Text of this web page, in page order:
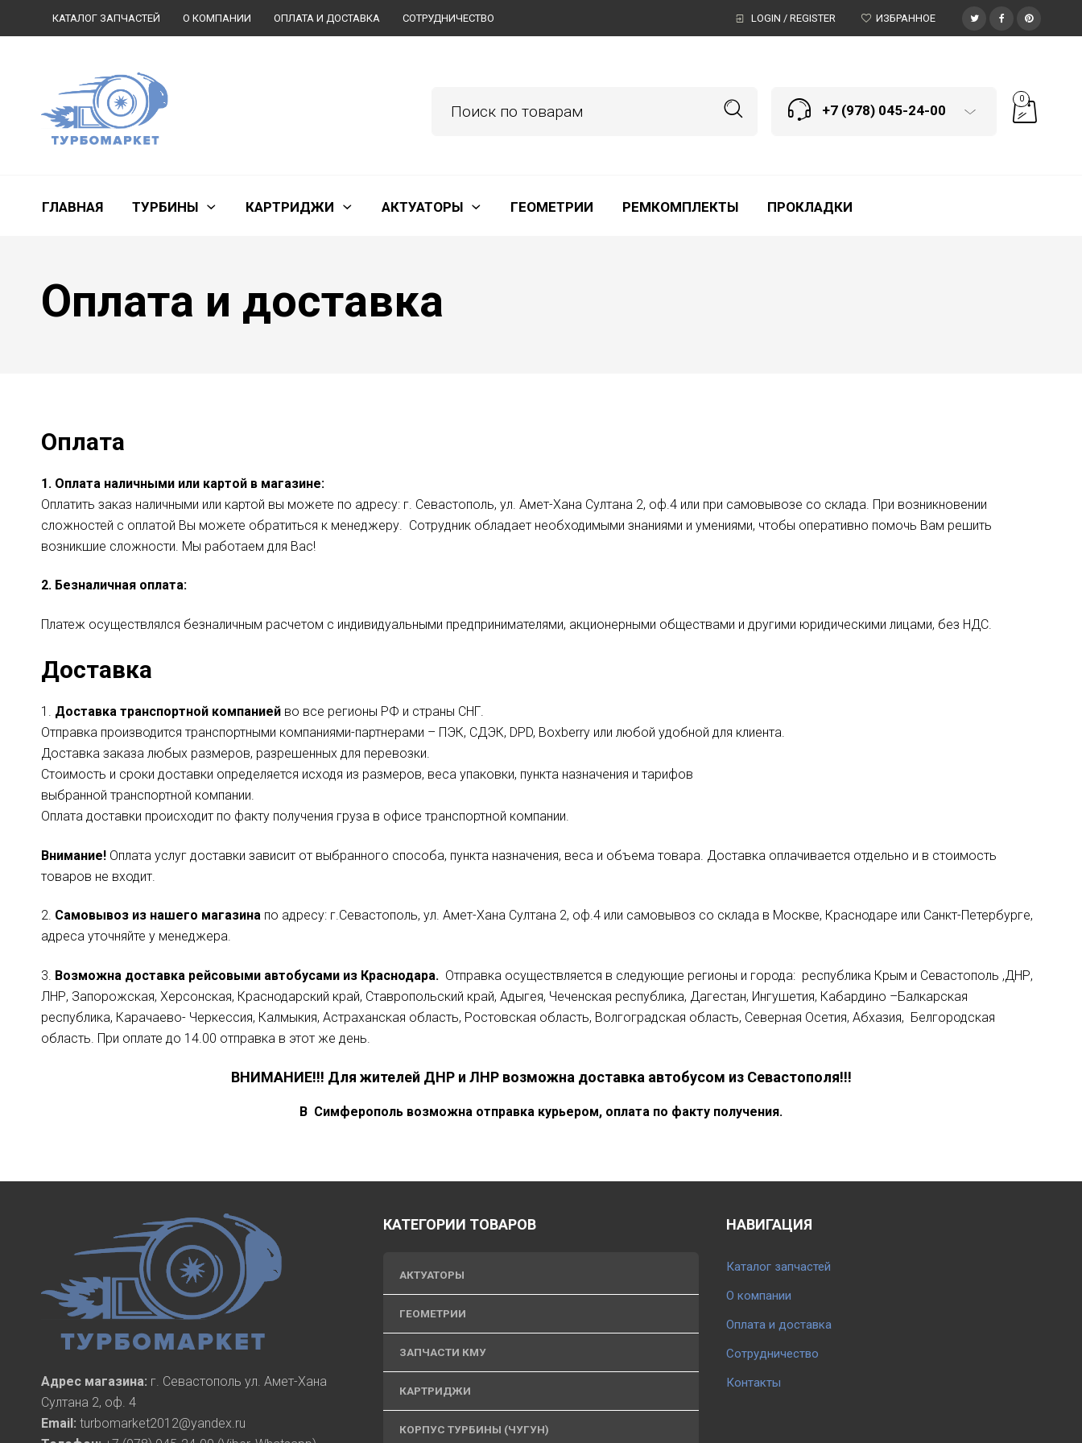
КАТАЛОГ ЗАПЧАСТЕЙ О КОМПАНИИ ОПЛАТА И ДОСТАВКА СОТРУДНИЧЕСТВО LOGIN / REGISTER ИЗБРАННОЕ
+7 (978) 045-24-00
0
ГЛАВНАЯ ТУРБИНЫ КАРТРИДЖИ АКТУАТОРЫ ГЕОМЕТРИИ РЕМКОМПЛЕКТЫ ПРОКЛАДКИ
Оплата и доставка
Оплата
1. Оплата наличными или картой в магазине:
Оплатить заказ наличными или картой вы можете по адресу: г. Севастополь, ул. Амет-Хана Султана 2, оф.4 или при самовывозе со склада. При возникновении
сложностей с оплатой Вы можете обратиться к менеджеру. Сотрудник обладает необходимыми знаниями и умениями, чтобы оперативно помочь Вам решить
возникшие сложности. Мы работаем для Вас!
2. Безналичная оплата:
Платеж осуществлялся безналичным расчетом с индивидуальными предпринимателями, акционерными обществами и другими юридическими лицами, без НДС.
Доставка
1. Доставка транспортной компаниейво все регионы РФ и страны СНГ.
Отправка производится транспортными компаниями-партнерами – ПЭК, СДЭК, DPD, Boxberry или любой удобной для клиента.
Доставка заказа любых размеров, разрешенных для перевозки.
Стоимость и сроки доставки определяется исходя из размеров, веса упаковки, пункта назначения и тарифов
выбранной транспортной компании.
Оплата доставки происходит по факту получения груза в офисе транспортной компании.
Внимание!Оплата услуг доставки зависит от выбранного способа, пункта назначения, веса и объема товара. Доставка оплачивается отдельно и в стоимость
товаров не входит.
2. Самовывоз из нашего магазинапо адресу: г.Севастополь, ул. Амет-Хана Султана 2, оф.4 или самовывоз со склада в Москве, Краснодаре или Санкт-Петербурге,
адреса уточняйте у менеджера.
3. Возможна доставка рейсовыми автобусами из Краснодара.Отправка осуществляется в следующие регионы и города: республика Крым и Севастополь ,ДНР,
ЛНР, Запорожская, Херсонская, Краснодарский край, Ставропольский край, Адыгея, Чеченская республика, Дагестан, Ингушетия, Кабардино –Балкарская
республика, Карачаево- Черкессия, Калмыкия, Астраханская область, Ростовская область, Волгоградская область, Северная Осетия, Абхазия, Белгородская
область. При оплате до 14.00 отправка в этот же день.
ВНИМАНИЕ!!! Для жителей ДНР и ЛНР возможна доставка автобусом из Севастополя!!!
В Симферополь возможна отправка курьером, оплата по факту получения.
Адрес магазина: г. Севастополь ул. Амет-Хана
Султана 2, оф. 4
Email: turbomarket2012@yandex.ru
КАТЕГОРИИ ТОВАРОВ
АКТУАТОРЫ
ГЕОМЕТРИИ
ЗАПЧАСТИ КМУ
КАРТРИДЖИ
КОРПУС ТУРБИНЫ (ЧУГУН)
НАВИГАЦИЯ
Каталог запчастей
О компании
Оплата и доставка
Сотрудничество
Контакты